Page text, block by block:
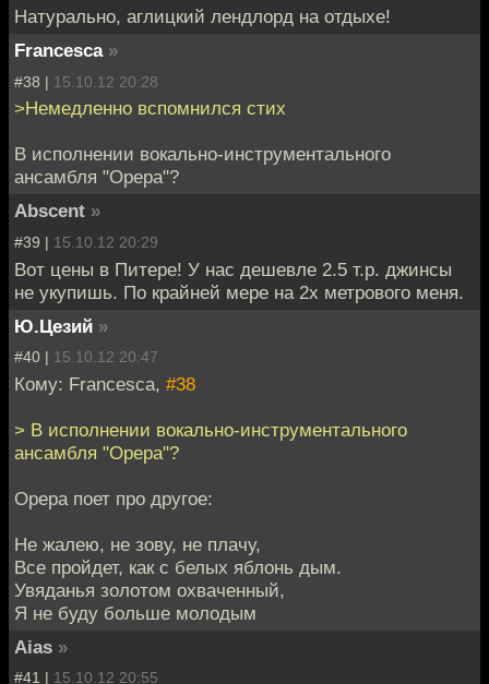
Натурально, аглицкий лендлорд на отдыхе!
Francesca »
#38 | 15.10.12 20:28
>Немедленно вспомнился стих
В исполнении вокально-инструментального
ансамбля "Орера"?
Abscent »
#39 | 15.10.12 20:29
Вот цены в Питере! У нас дешевле 2.5 т.р. джинсы
не укупишь. По крайней мере на 2х метрового меня.
Ю.Цезий »
#40 | 15.10.12 20:47
Кому: Francesca, #38
> В исполнении вокально-инструментального
ансамбля "Орера"?
Орера поет про другое:
Не жалею, не зову, не плачу,
Все пройдет, как с белых яблонь дым.
Увяданья золотом охваченный,
Я не буду больше молодым
Aias »
#41 | 15.10.12 20:55